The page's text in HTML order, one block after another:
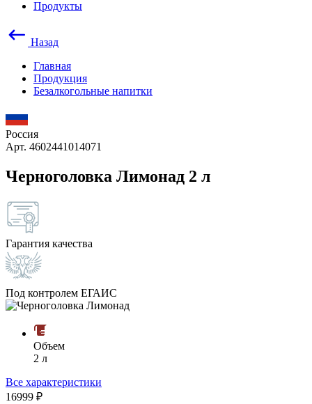
Продукты
Назад
Главная
Продукция
Безалкогольные напитки
Россия
Арт. 4602441014071
Черноголовка Лимонад 2 л
Гарантия качества
Под контролем ЕГАИС
Объем
2 л
Все характеристики
16999 ₽